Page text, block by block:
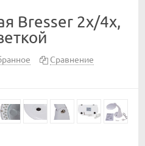
Bresser 2х/4x,
Сравнение